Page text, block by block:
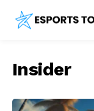
Insider